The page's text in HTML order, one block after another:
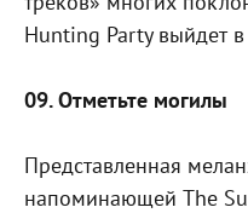
Hunting Party выйдет
09. Отметьте могилы
Представленная
напоминающей The